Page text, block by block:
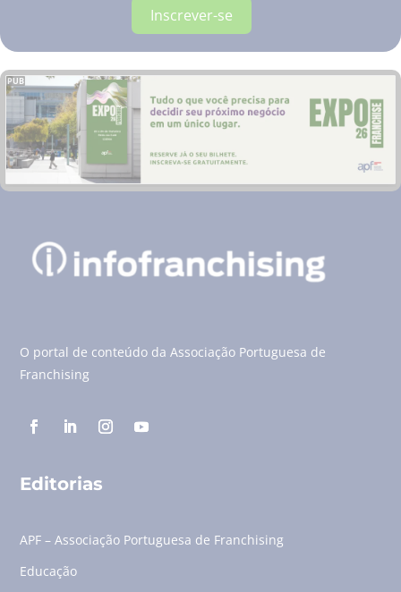
Inscrever-se
PUB
O portal de conteúdo da Associação Portuguesa de
Franchising
Editorias
APF – Associação Portuguesa de Franchising
Educação